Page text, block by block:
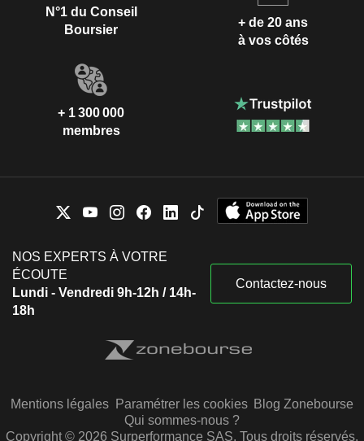
N°1 du Conseil
Boursier
+ de 20 ans
à vos côtés
+ 1 300 000
membres
NOS EXPERTS À VOTRE
ÉCOUTE
Lundi - Vendredi 9h-12h / 14h-
18h
Contactez-nous
Mentions légales Paramétrer les cookies Blog Zonebourse
Qui sommes-nous ?
Copyright © 2026 Surperformance SAS. Tous droits réservés.